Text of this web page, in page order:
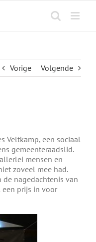
Vorige Volgende
Veltkamp, een sociaal
gemeenteraadslid.
mensen en
zoveel mee had.
nagedachtenis van
een prijs in voor